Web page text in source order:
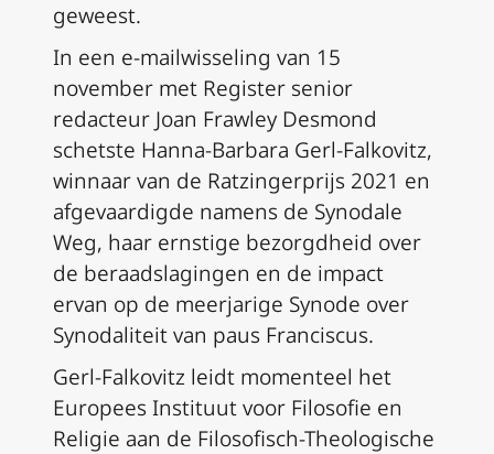
geweest.
In een e-mailwisseling van 15
november met Register senior
redacteur Joan Frawley Desmond
schetste Hanna-Barbara Gerl-Falkovitz,
winnaar van de Ratzingerprijs 2021 en
afgevaardigde namens de Synodale
Weg, haar ernstige bezorgdheid over
de beraadslagingen en de impact
ervan op de meerjarige Synode over
Synodaliteit van paus Franciscus.
Gerl-Falkovitz leidt momenteel het
Europees Instituut voor Filosofie en
Religie aan de Filosofisch-Theologische